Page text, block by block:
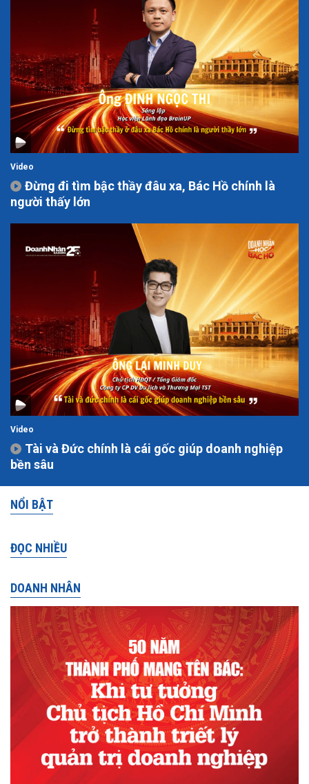
Video
Đừng đi tìm bậc thầy đâu xa, Bác Hồ chính là
người thấy lớn
Video
Tài và Đức chính là cái gốc giúp doanh nghiệp
bền sâu
NỔI BẬT
ĐỌC NHIỀU
DOANH NHÂN